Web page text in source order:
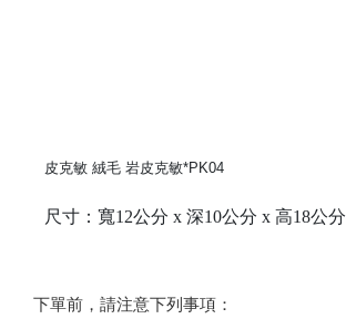
皮克敏 絨毛 岩皮克敏*PK04
尺寸：寬12公分 x 深10公分 x 高18公分
下單前，請注意下列事項：